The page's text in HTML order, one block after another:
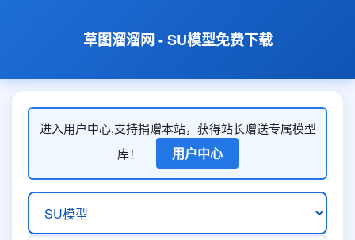
草图溜溜网 - SU模型免费下载
进入用户中心,支持捐赠本站，获得站长赠送专属模型
库！
用户中心